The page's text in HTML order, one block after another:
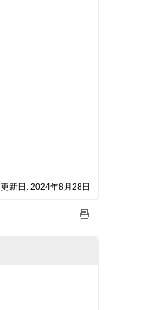
更新日: 2024年8月28日